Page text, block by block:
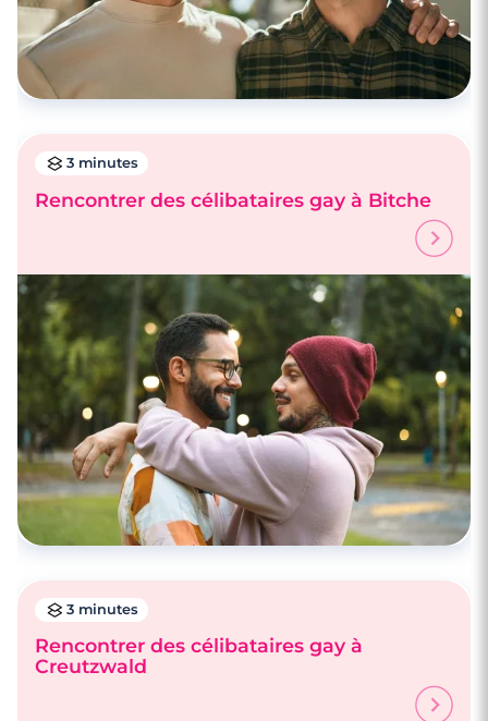
3 minutes
Rencontrer des célibataires gay à
Faulquemont
3 minutes
Rencontrer des célibataires gay à Bitche
3 minutes
Rencontrer des célibataires gay à
Creutzwald